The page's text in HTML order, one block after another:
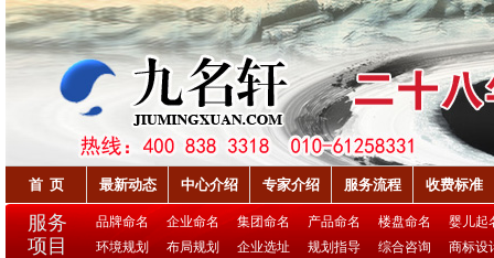
首 页 最新动态 中心介绍 专家介绍 服务流程 收费标准
服务
项目
品牌命名 企业命名 集团命名 产品命名 楼盘命名
婴儿起
环境规划
布局规划 企业选址 规划指导 综合咨询 商标设